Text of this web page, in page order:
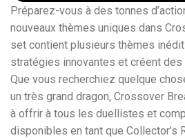
Préparez-vous à des tonnes
nouveaux thèmes uniques dans
set contient plusieurs thèmes
stratégies innovantes et créent
Que vous recherchiez quelque
un très grand dragon, Crossover
à offrir à tous les duellistes et
disponibles en tant que Collector’s